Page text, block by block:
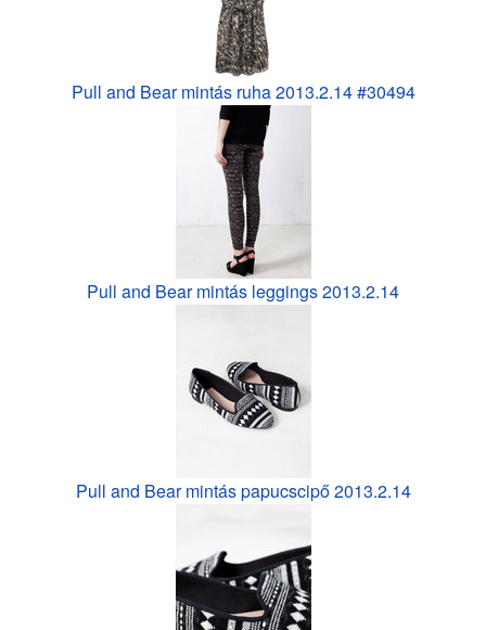
Pull and Bear mintás ruha 2013.2.14 #30494
Pull and Bear mintás leggings 2013.2.14
Pull and Bear mintás papucscipő 2013.2.14